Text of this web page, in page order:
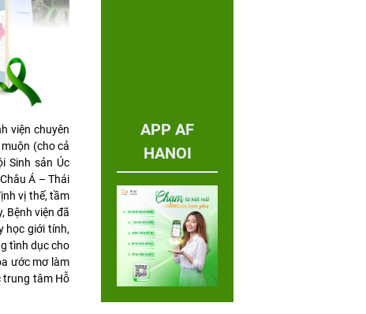
viện chuyên
(cho cả
Sinh sản Úc
Á – Thái
vị thế, tầm
Bệnh viện đã
học giới tính,
tình dục cho
ước mơ làm
trung tâm Hỗ
APP AF
HANOI